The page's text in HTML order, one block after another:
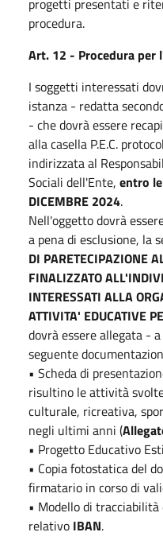
procedura.
Art. 12 - Procedura per
I soggetti interessati
istanza - redatta
- che dovrà essere
alla casella P.E.C.
indirizzata al
Sociali dell'Ente, entro
DICEMBRE 2024.
Nell'oggetto dovrà
a pena di esclusione, la
DI PARETECIPAZIONE
FINALIZZATO
INTERESSATI ALLA
ATTIVITA' EDUCATIVE
dovrà essere allegata -
seguente
• Scheda di
risultino le attività
culturale, ricreativa,
negli ultimi anni (
• Progetto Educativo
• Copia fotostatica del
firmatario in corso di
• Modello di
relativo IBAN.